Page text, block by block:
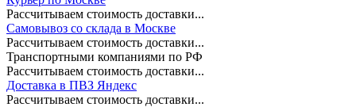
Рассчитываем стоимость доставки...
Самовывоз со склада в Москве
Рассчитываем стоимость доставки...
Транспортными компаниями по РФ
Рассчитываем стоимость доставки...
Доставка в ПВЗ Яндекс
Рассчитываем стоимость доставки...